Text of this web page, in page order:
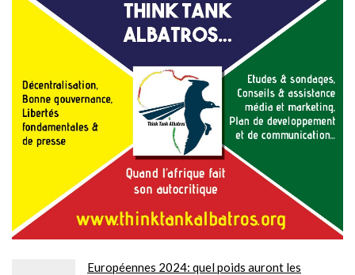
Européennes 2024: quel poids auront les